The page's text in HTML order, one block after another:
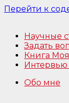
Перейти к
Научные
Задать
Книга
Обо мне